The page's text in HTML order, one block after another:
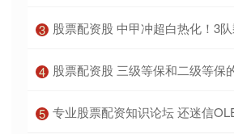
3 股票配资股 中甲冲超白热化！3队剩4轮差8分，铁人升超
4 股票配资股 三级等保和二级等保的区别全解析：掌握关
5 专业股票配资知识论坛 还迷信OLED的“暗场神